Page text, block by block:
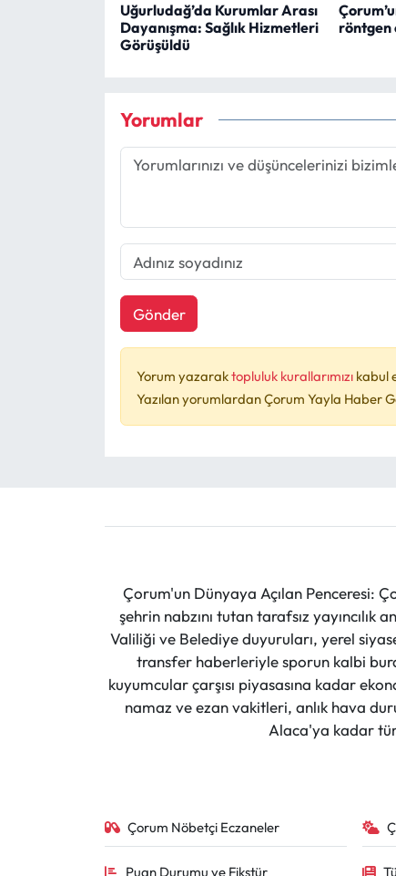
Uğurludağ’da Kurumlar Arası
Dayanışma: Sağlık Hizmetleri
Görüşüldü
röntgen
Yorumlar
Gönder
Yorum yazaraktopluluk kurallarımızı kabul
Yazılan yorumlardan Çorum Yayla Haber
Çorum'un Dünyaya Açılan Penceresi:
şehrin nabzını tutan tarafsız
Valiliği ve Belediye duyuruları, yerel
transfer haberleriyle sporun kalbi
kuyumcular çarşısı piyasasına kadar
namaz ve ezan vakitleri, anlık hava
Alaca'ya kadar
Çorum Nöbetçi Eczaneler
Puan Durumu ve Fikstür